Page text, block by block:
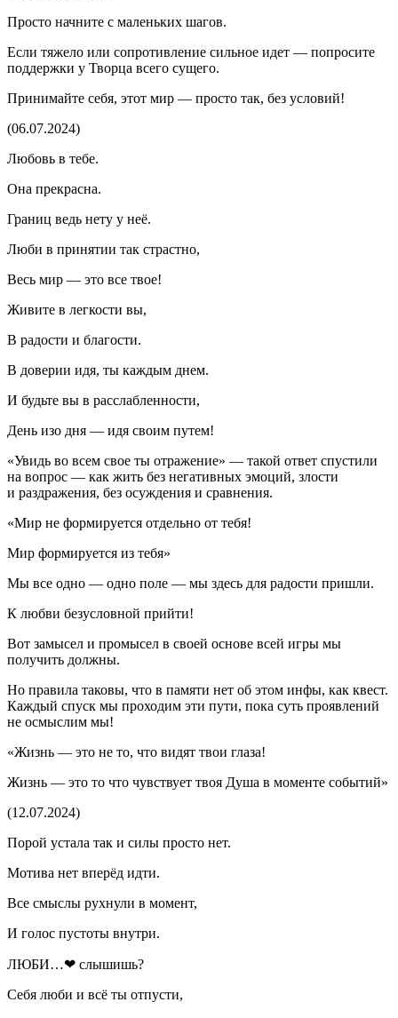
Просто начните с маленьких шагов.
Если тяжело или сопротивление сильное идет — попросите
поддержки у Творца всего сущего.
Принимайте себя, этот мир — просто так, без условий!
(06.07.2024)
Любовь в тебе.
Она прекрасна.
Границ ведь нету у неё.
Люби в принятии так страстно,
Весь мир — это все твое!
Живите в легкости вы,
В радости и благости.
В доверии идя, ты каждым днем.
И будьте вы в расслабленности,
День изо дня — идя своим путем!
«Увидь во всем свое ты отражение» — такой ответ спустили
на вопрос — как жить без негативных эмоций, злости
и раздражения, без осуждения и сравнения.
«Мир не формируется отдельно от тебя!
Мир формируется из тебя»
Мы все одно — одно поле — мы здесь для радости пришли.
К любви безусловной прийти!
Вот замысел и промысел в своей основе всей игры мы
получить должны.
Но правила таковы, что в памяти нет об этом инфы, как квест.
Каждый спуск мы проходим эти пути, пока суть проявлений
не осмыслим мы!
«Жизнь — это не то, что видят твои глаза!
Жизнь — это то что чувствует твоя Душа в моменте событий»
(12.07.2024)
Порой устала так и силы просто нет.
Мотива нет вперёд идти.
Все смыслы рухнули в момент,
И голос пустоты внутри.
ЛЮБИ…❤ слышишь?
Себя люби и всё ты отпусти,